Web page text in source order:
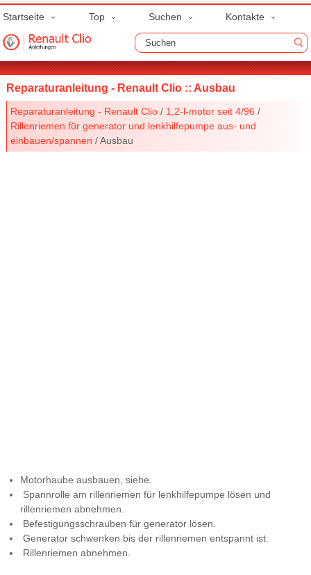
Startseite Top Suchen Kontakte
Reparaturanleitung - Renault Clio :: Ausbau
Reparaturanleitung - Renault Clio / 1,2-l-motor seit 4/96 /
Rillenriemen für generator und lenkhilfepumpe aus- und
einbauen/spannen / Ausbau
Motorhaube ausbauen, siehe.
Spannrolle am rillenriemen für lenkhilfepumpe lösen und
rillenriemen abnehmen.
Befestigungsschrauben für generator lösen.
Generator schwenken bis der rillenriemen entspannt ist.
Rillenriemen abnehmen.